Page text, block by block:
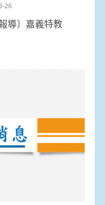
26
導〕嘉義特教